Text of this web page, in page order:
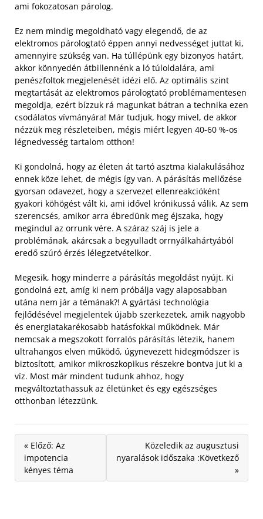
ami fokozatosan párolog.
Ez nem mindig megoldható vagy elegendő, de az
elektromos párologtató éppen annyi nedvességet juttat ki,
amennyire szükség van. Ha túllépünk egy bizonyos határt,
akkor könnyedén átbillennénk a ló túloldalára, ami
penészfoltok megjelenését idézi elő. Az optimális szint
megtartását az elektromos párologtató problémamentesen
megoldja, ezért bízzuk rá magunkat bátran a technika ezen
csodálatos vívmányára! Már tudjuk, hogy mivel, de akkor
nézzük meg részleteiben, mégis miért legyen 40-60 %-os
légnedvesség tartalom otthon!
Ki gondolná, hogy az életen át tartó asztma kialakulásához
ennek köze lehet, de mégis így van. A párásítás mellőzése
gyorsan odavezet, hogy a szervezet ellenreakcióként
gyakori köhögést vált ki, ami idővel krónikussá válik. Az sem
szerencsés, amikor arra ébredünk meg éjszaka, hogy
megindul az orrunk vére. A száraz száj is jele a
problémának, akárcsak a begyulladt orrnyálkahártyából
eredő szúró érzés lélegzetvételkor.
Megesik, hogy minderre a párásítás megoldást nyújt. Ki
gondolná ezt, amíg ki nem próbálja vagy alaposabban
utána nem jár a témának?! A gyártási technológia
fejlődésével megjelentek újabb szerkezetek, amik nagyobb
és energiatakarékosabb hatásfokkal működnek. Már
nemcsak a megszokott forralós párásítás létezik, hanem
ultrahangos elven működő, úgynevezett hidegmódszer is
biztosított, amikor mikroszkopikus részekre bontva jut ki a
víz. Most már mindent tudunk ahhoz, hogy
megváltoztathassuk az életünket és egy egészséges
otthonban létezzünk.
« Előző: Az
impotencia
kényes téma
Közeledik az augusztusi
nyaralások időszaka :Következő
»